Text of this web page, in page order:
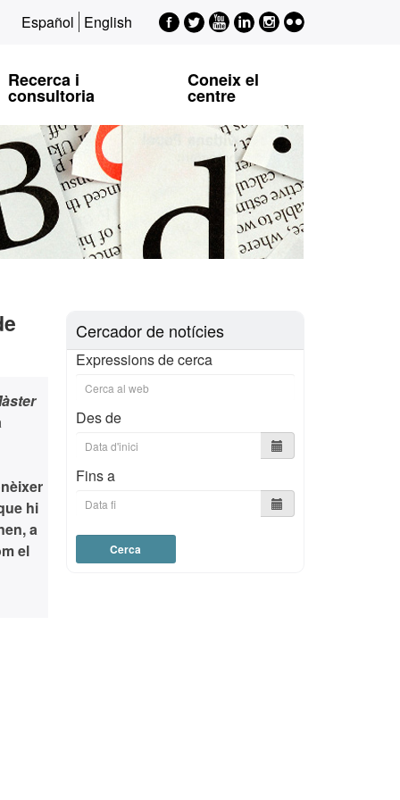
Español English Facebook
EPSI
Twitter
EPSI
Youtube
EPSI
LinkedIn
EPSI
Instagram
EPSI
Flickr
Recerca i
consultoria
Coneix el
centre
hi
a
el
Cercador de notícies
Expressions de cerca
Des de
Fins a
Cerca